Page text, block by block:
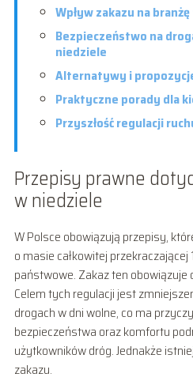
Wpływ zakazu na
Bezpieczeństwo na
niedziele
Alternatywy i
Praktyczne porady dla
Przyszłość regulacji
Przepisy prawne
w niedziele
W Polsce obowiązują przepisy,
o masie całkowitej
państwowe. Zakaz ten obowiązuje
Celem tych regulacji jest
drogach w dni wolne, co ma
bezpieczeństwa oraz komfortu
użytkowników dróg. Jednakże
zakazu.